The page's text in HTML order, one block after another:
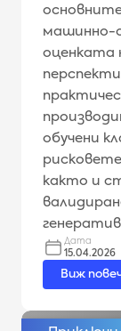
машинно-
оценката
обучени
както и
Дата
15.04.2026
Виж